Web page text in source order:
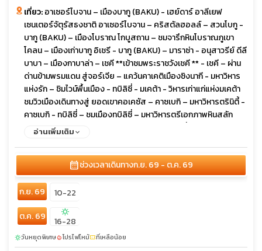
เที่ยว:อาเซอร์ไบจาน – เมืองบากู (BAKU) - เฮย์ดาร์ อาลีเยฟ
เซนเตอร์จัตุรัสธงชาติ อาเซอร์ไบจาน – คริสตัลฮอลล์ – สวนโบกู -
บากู (BAKU) – เมืองโบราณ โกบูสถาน – ชมจารึกหินโบราณภูเขา
โคลน – เมืองเก่าบากู อิเชรี - บากู (BAKU) – มาราซ่า - อนุสาวรีย์ ดีลี
บาบา – เมืองกาบาล่า – เชคี **เข้าชมพระราชวังเชคี ** - เชคี – ผ่าน
ด่านข้ามพรมแดน สู่จอร์เจีย – แคว้นคาเคติเมืองซิงนากี - มหาวิหาร
แห่งรัก – ชิมไวน์พื้นเมือง - ทบิลิซี่ - มเคต้า - วิหารเก่าแก่แห่งมเคต้า
ชมวิวเมืองเดินทางสู่ ยอดเขาคอเคซัส – คาซเบกิ – มหาวิหารตรินิตี้ -
คาซเบกิ - ทบิลิซี่ – ชมเมืองทบิลิซี่ – มหาวิหารตรีเอกภาพหินสลัก
จอร์เจียน - สะพานสันติภาพ – ชมวิวเมือง - ทบิลิซี่ – เมืองโบราณ
- ชมเมืองเก่าทิบิลิซี่ - เมืองซาดาโคล – ข้ามพรมแดนสู่ ซาดาโคลอา
รามฮักพัท – เมืองดิลิจัน (The Little Switzerland) - ดิลิจัน – แคว้น
ทะเลสาบเซวาน – ล่องเรือทะเลสาบเซวานอารามเซวานาแว๊งค์
(SEVANAVANK) - เมืองน้ำแร่เจอร์มุก - คันซอเรฟท์ - กระเช้าไฟฟ้า
ทาเทฟ (ยาวที่สุดในโลก)มหาวิหารทาเทฟกลางหุบเขา – โนราแวงค์ -
เยเรวาน - เมืองเอชมีอัดซิน – มหาวิหารซวาร์ตโนทส์ชมเมืองเยเรวาน
- เดอะคาสเคส - น้ำพุเต้นระบำ
อ่านเพิ่มเติม
calendar_monthช่วงเวลาเดินทางก.ย. 69 - ต.ค. 69
ก.ย. 69
10-22
ต.ค. 69
sunny
16-28
sunnyวันหยุดพิเศษlocal_fire_departmentโปรไฟไหม้confirmation_numberที่เหลือน้อย